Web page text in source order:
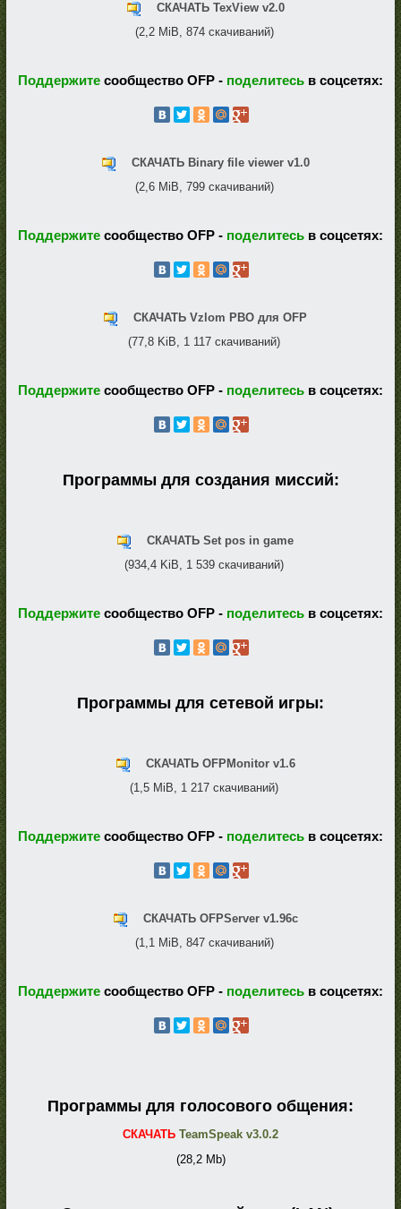
СКАЧАТЬ TexView v2.0
(2,2 MiB, 874 скачиваний)
Поддержите сообщество OFP - поделитесь в соцсетях:
СКАЧАТЬ Binary file viewer v1.0
(2,6 MiB, 799 скачиваний)
Поддержите сообщество OFP - поделитесь в соцсетях:
СКАЧАТЬ Vzlom PBO для OFP
(77,8 KiB, 1 117 скачиваний)
Поддержите сообщество OFP - поделитесь в соцсетях:
Программы для создания миссий:
СКАЧАТЬ Set pos in game
(934,4 KiB, 1 539 скачиваний)
Поддержите сообщество OFP - поделитесь в соцсетях:
Программы для сетевой игры:
СКАЧАТЬ OFPMonitor v1.6
(1,5 MiB, 1 217 скачиваний)
Поддержите сообщество OFP - поделитесь в соцсетях:
СКАЧАТЬ OFPServer v1.96c
(1,1 MiB, 847 скачиваний)
Поддержите сообщество OFP - поделитесь в соцсетях:
Программы для голосового общения:
СКАЧАТЬ TeamSpeak v3.0.2
(28,2 Mb)